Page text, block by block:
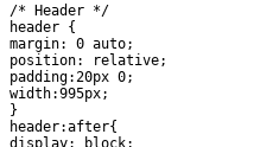
VĂN BẢN
THƯ VIỆN
/* Header */
header {
margin: 0 auto;
position: relative;
padding:20px 0;
width:995px;
}
header:after{
display: block;